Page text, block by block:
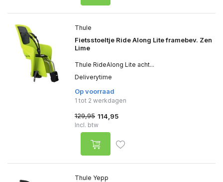
Thule
Fietsstoeltje Ride Along Lite framebev. Zen
Lime
Thule RideAlong Lite acht...
Deliverytime
Op voorraad
1 tot 2 werkdagen
129,95 114,95
Incl. btw
Thule Yepp